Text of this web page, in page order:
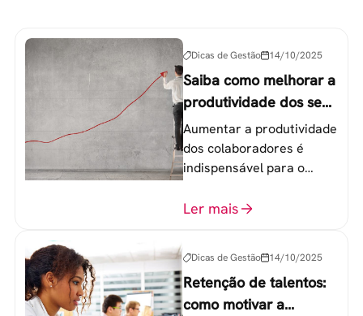
Dicas de Gestão 14/10/2025
Saiba como melhorar a
produtividade dos seus
colaboradores
Aumentar a produtividade
dos colaboradores é
indispensável para o
equipe de trabalho. 6
Ler mais
Dicas de Gestão 14/10/2025
Retenção de talentos:
como motivar a